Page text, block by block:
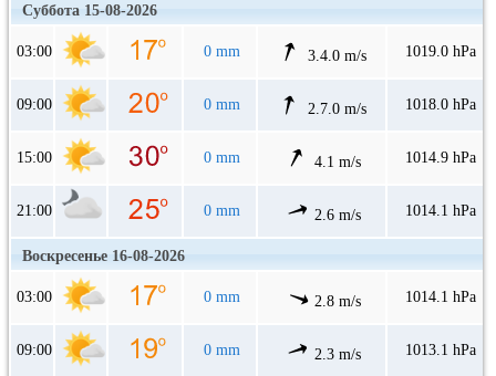
Суббота 15-08-2026
03:00 0 mm 3.4.0 m/s 1019.0 hPa
09:00 0 mm 2.7.0 m/s 1018.0 hPa
15:00 0 mm 4.1 m/s 1014.9 hPa
21:00 0 mm 2.6 m/s 1014.1 hPa
Воскресенье 16-08-2026
03:00 0 mm 2.8 m/s 1014.1 hPa
09:00 0 mm 2.3 m/s 1013.1 hPa